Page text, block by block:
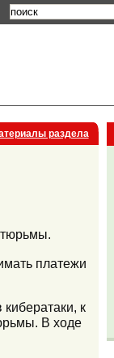
раздела
тюрьмы.
платежи
к
В ходе